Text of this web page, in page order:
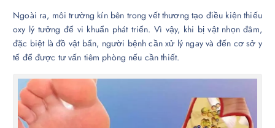
Ngoài ra, môi trường kín bên trong vết thương tạo điều kiện thiếu
oxy lý tưởng để vi khuẩn phát triển. Vì vậy, khi bị vật nhọn đâm,
đặc biệt là đồ vật bẩn, người bệnh cần xử lý ngay và đến cơ sở y
tế để được tư vấn tiêm phòng nếu cần thiết.